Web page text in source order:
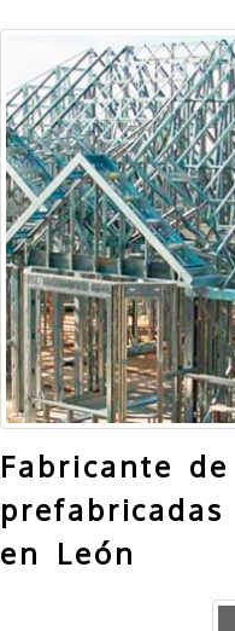
Fabricante de
en León